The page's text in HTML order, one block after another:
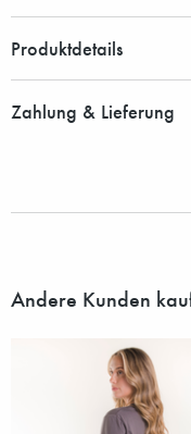
Produktdetails
Zahlung & Lieferung
Andere Kunden